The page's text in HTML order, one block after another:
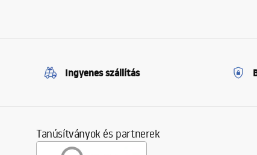
Ingyenes szállítás
Tanúsítványok és partnerek